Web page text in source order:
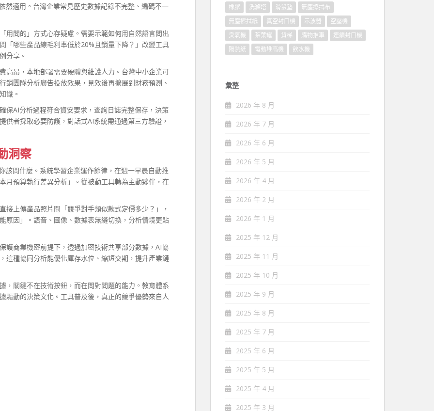
然適用。台灣企業常見歷史數據記錄不完整、編碼不一
用問的」方式心存疑慮。需要示範如何用自然語言問出
「哪些產品線毛利率低於20%且銷量下降？」改變工具
分享。
高昂，本地部署需要硬體與維護人力。台灣中小企業可
銷團隊分析廣告投放效果，見效後再擴展到財務預測、
識。
保AI分析過程符合資安要求，查詢日誌完整保存，決策
供者採取必要防護，對話式AI系統需通過第三方驗證，
洞察
該問什麼。系統學習企業運作節律，在週一早晨自動推
月預算執行差異分析」。從被動工具轉為主動夥伴，在
接上傳產品照片問「競爭對手類似款式定價多少？」，
原因」。語音、圖像、數據表無縫切換，分析情境更貼
護商業機密前提下，透過加密技術共享部分數據，AI協
這種協同分析能優化庫存水位、縮短交期，提升產業鏈
，關鍵不在技術按鈕，而在問對問題的能力。教育體系
驅動的決策文化。工具普及後，真正的競爭優勢來自人
橡膠
洗滌塔 滑鼠墊
無塵擦拭布
無塵擦拭紙
真空封口機 示波器
空壓機
臭氧機
茶葉罐 貨梯 購物推車
連續封口機
隔熱紙
電動堆高機 飲水機
彙整
2026 年 8 月
2026 年 7 月
2026 年 6 月
2026 年 5 月
2026 年 4 月
2026 年 2 月
2026 年 1 月
2025 年 12 月
2025 年 11 月
2025 年 10 月
2025 年 9 月
2025 年 8 月
2025 年 7 月
2025 年 6 月
2025 年 5 月
2025 年 4 月
2025 年 3 月